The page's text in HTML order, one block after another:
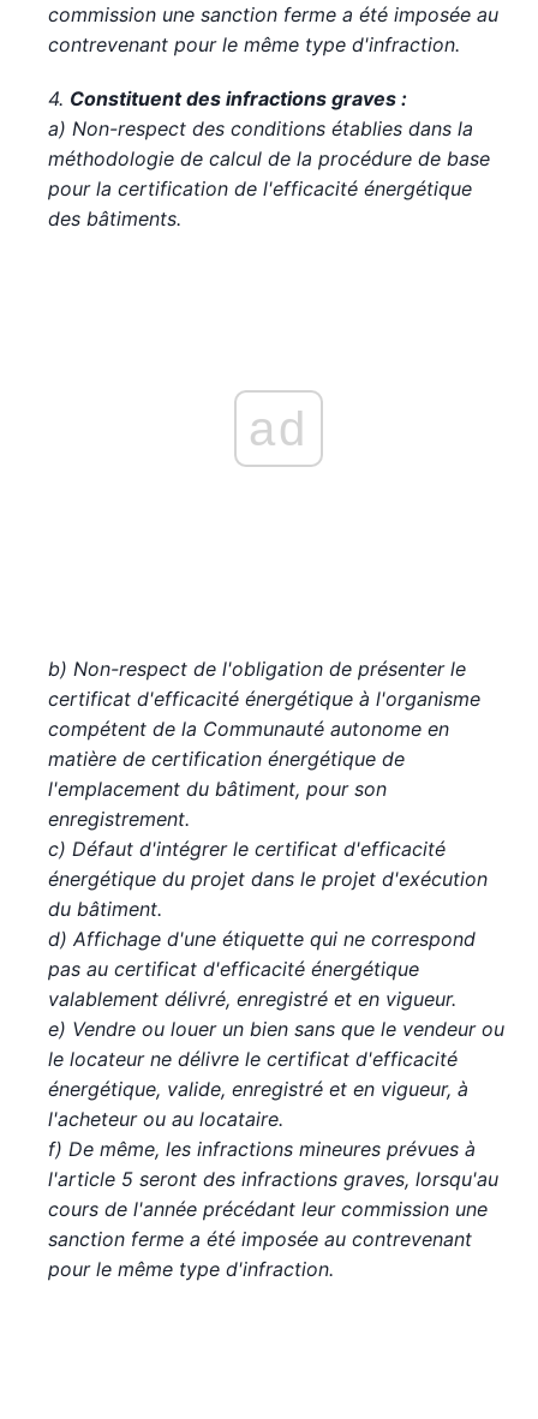
commission une sanction ferme a été imposée au
contrevenant pour le même type d'infraction.
4. Constituent des infractions graves :
a) Non-respect des conditions établies dans la
méthodologie de calcul de la procédure de base
pour la certification de l'efficacité énergétique
des bâtiments.
ad
b) Non-respect de l'obligation de présenter le
certificat d'efficacité énergétique à l'organisme
compétent de la Communauté autonome en
matière de certification énergétique de
l'emplacement du bâtiment, pour son
enregistrement.
c) Défaut d'intégrer le certificat d'efficacité
énergétique du projet dans le projet d'exécution
du bâtiment.
d) Affichage d'une étiquette qui ne correspond
pas au certificat d'efficacité énergétique
valablement délivré, enregistré et en vigueur.
e) Vendre ou louer un bien sans que le vendeur ou
le locateur ne délivre le certificat d'efficacité
énergétique, valide, enregistré et en vigueur, à
l'acheteur ou au locataire.
f) De même, les infractions mineures prévues à
l'article 5 seront des infractions graves, lorsqu'au
cours de l'année précédant leur commission une
sanction ferme a été imposée au contrevenant
pour le même type d'infraction.